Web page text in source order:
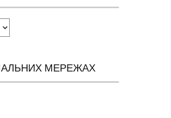
МЕРЕЖАХ